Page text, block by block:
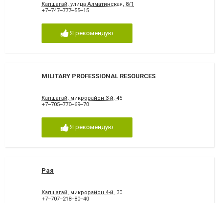
Капшагай, улица Алматинская, 8/1
+7‒747‒777‒55‒15
Я рекомендую
MILITARY PROFESSIONAL RESOURCES
Капшагай, микрорайон 3-й, 45
+7‒705‒770‒69‒70
Я рекомендую
Рая
Капшагай, микрорайон 4-й, 30
+7‒707‒218‒80‒40